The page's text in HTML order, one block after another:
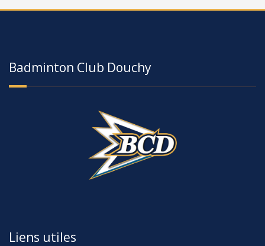
Badminton Club Douchy
Liens utiles